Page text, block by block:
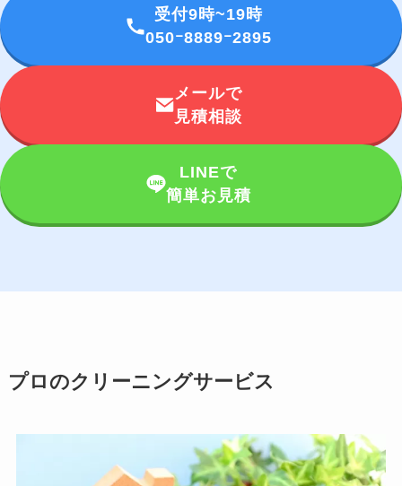
受付9時~19時
050ｰ8889ｰ2895
メールで
見積相談
LINEで
簡単お見積
プロのクリーニングサービス